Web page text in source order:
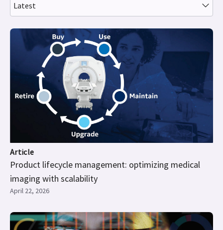
Latest
Article
Product lifecycle management: optimizing medical
imaging with scalability
April 22, 2026